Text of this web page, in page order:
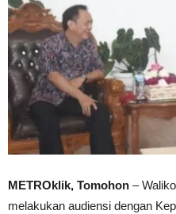
METROklik, Tomohon –
melakukan audiensi dengan